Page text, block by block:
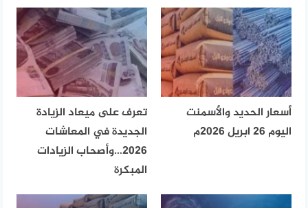
أسعار الحديد والأسمنت
اليوم 26 ابريل 2026م
تعرف على ميعاد الزيادة
الجديدة في المعاشات
2026…وأصحاب الزيادات
المبكرة